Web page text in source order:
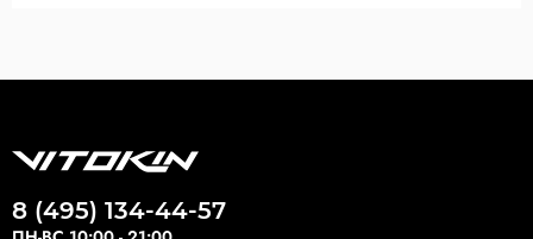
8 (495) 134-44-57